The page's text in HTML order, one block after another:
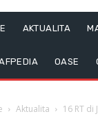
AKTUALITA
OASE
Aktualita 16 RT